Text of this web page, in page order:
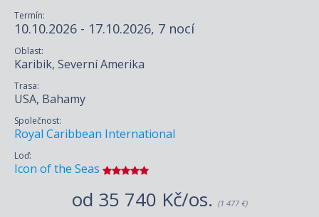
Termín:
10.10.2026 - 17.10.2026, 7 nocí
Oblast:
Karibik, Severní Amerika
Trasa:
USA, Bahamy
Společnost:
Royal Caribbean International
Loď:
Icon of the Seas
od 35 740 Kč/os. (1 477 €)